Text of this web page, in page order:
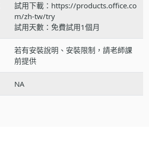
試用下載：https://products.office.co
m/zh-tw/try
試用天數：免費試用1個月
若有安裝說明、安裝限制，請老師課
前提供
NA